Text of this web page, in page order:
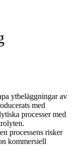
ytbeläggningar av
med
processer med
processens risker
kommersiell